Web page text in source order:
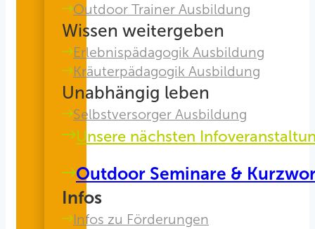
Outdoor Trainer Ausbildung
Wissen weitergeben
Erlebnispädagogik Ausbildung
Kräuterpädagogik Ausbildung
Unabhängig leben
Selbstversorger Ausbildung
Unsere nächsten
Outdoor Seminare &
Infos
Infos zu Förderungen